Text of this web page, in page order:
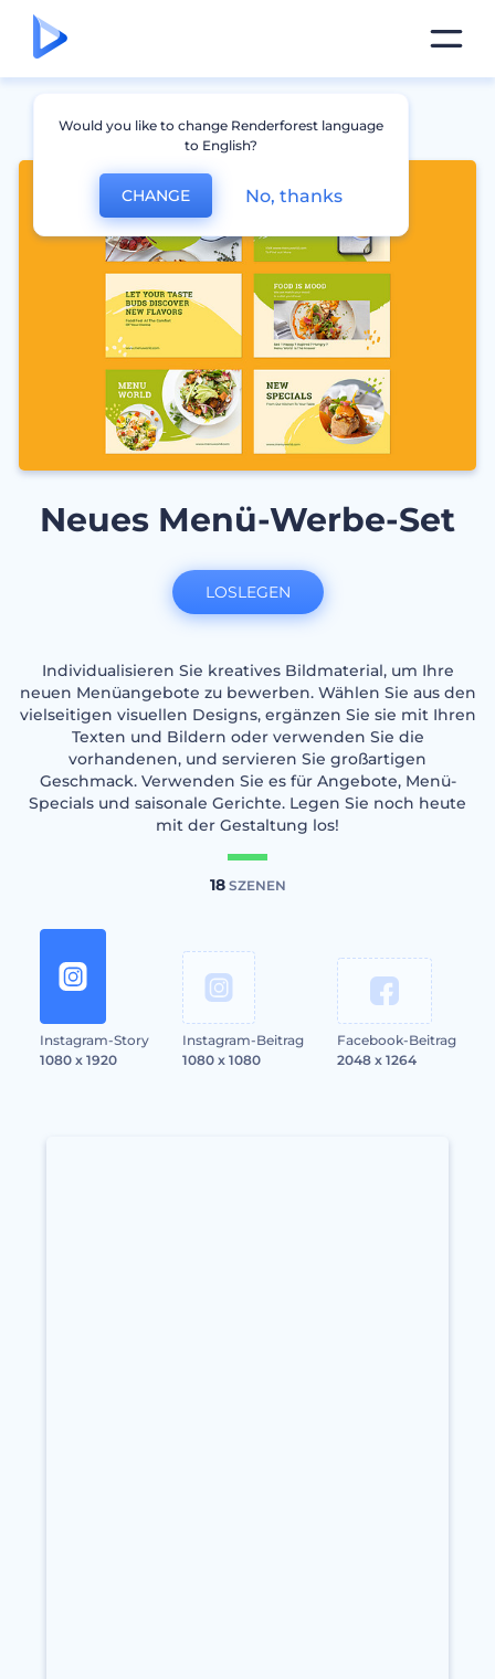
Neues Menü-Werbe-Set
Individualisieren Sie kreatives Bildmaterial, um Ihre
neuen Menüangebote zu bewerben. Wählen Sie aus den
vielseitigen visuellen Designs, ergänzen Sie sie mit Ihren
Texten und Bildern oder verwenden Sie die
vorhandenen, und servieren Sie großartigen
Geschmack. Verwenden Sie es für Angebote, Menü-
Specials und saisonale Gerichte. Legen Sie noch heute
mit der Gestaltung los!
18SZENEN
Instagram-Story
1080 x 1920
Instagram-Beitrag
1080 x 1080
Facebook-Beitrag
2048 x 1264
LOSLEGEN
Would you like to change Renderforest language
to English?
CHANGE No, thanks